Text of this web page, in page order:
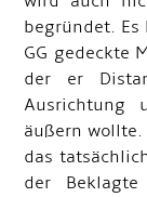
begründet.
GG gedeckte
der er
Ausrichtung
äußern wollte.
das
der